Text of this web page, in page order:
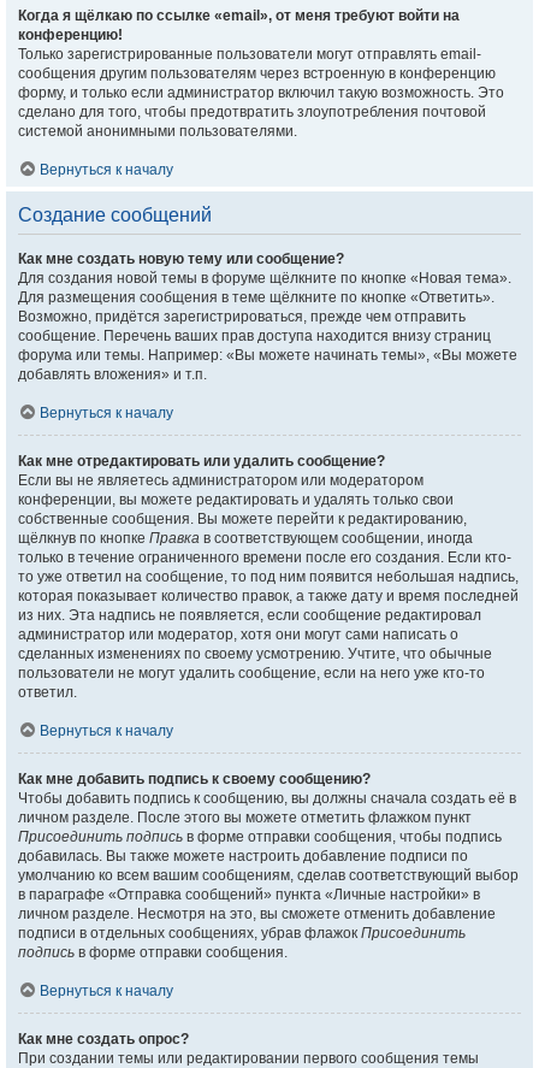
Когда я щёлкаю по ссылке «email», от меня требуют войти на
конференцию!
Только зарегистрированные пользователи могут отправлять email-
сообщения другим пользователям через встроенную в конференцию
форму, и только если администратор включил такую возможность. Это
сделано для того, чтобы предотвратить злоупотребления почтовой
системой анонимными пользователями.
Вернуться к началу
Создание сообщений
Как мне создать новую тему или сообщение?
Для создания новой темы в форуме щёлкните по кнопке «Новая тема».
Для размещения сообщения в теме щёлкните по кнопке «Ответить».
Возможно, придётся зарегистрироваться, прежде чем отправить
сообщение. Перечень ваших прав доступа находится внизу страниц
форума или темы. Например: «Вы можете начинать темы», «Вы можете
добавлять вложения» и т.п.
Вернуться к началу
Как мне отредактировать или удалить сообщение?
Если вы не являетесь администратором или модератором
конференции, вы можете редактировать и удалять только свои
собственные сообщения. Вы можете перейти к редактированию,
щёлкнув по кнопке Правка в соответствующем сообщении, иногда
только в течение ограниченного времени после его создания. Если кто-
то уже ответил на сообщение, то под ним появится небольшая надпись,
которая показывает количество правок, а также дату и время последней
из них. Эта надпись не появляется, если сообщение редактировал
администратор или модератор, хотя они могут сами написать о
сделанных изменениях по своему усмотрению. Учтите, что обычные
пользователи не могут удалить сообщение, если на него уже кто-то
ответил.
Вернуться к началу
Как мне добавить подпись к своему сообщению?
Чтобы добавить подпись к сообщению, вы должны сначала создать её в
личном разделе. После этого вы можете отметить флажком пункт
Присоединить подпись в форме отправки сообщения, чтобы подпись
добавилась. Вы также можете настроить добавление подписи по
умолчанию ко всем вашим сообщениям, сделав соответствующий выбор
в параграфе «Отправка сообщений» пункта «Личные настройки» в
личном разделе. Несмотря на это, вы сможете отменить добавление
подписи в отдельных сообщениях, убрав флажок Присоединить
подпись в форме отправки сообщения.
Вернуться к началу
Как мне создать опрос?
При создании темы или редактировании первого сообщения темы